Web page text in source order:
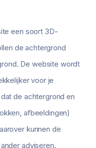
een soort 3D-
de achtergrond
De website wordt
voor je
de achtergrond en
afbeeldingen)
kunnen de
adviseren.